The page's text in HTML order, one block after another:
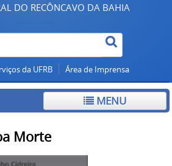
DO RECÔNCAVO DA BAHIA
da UFRB Área de Imprensa
MENU
Morte